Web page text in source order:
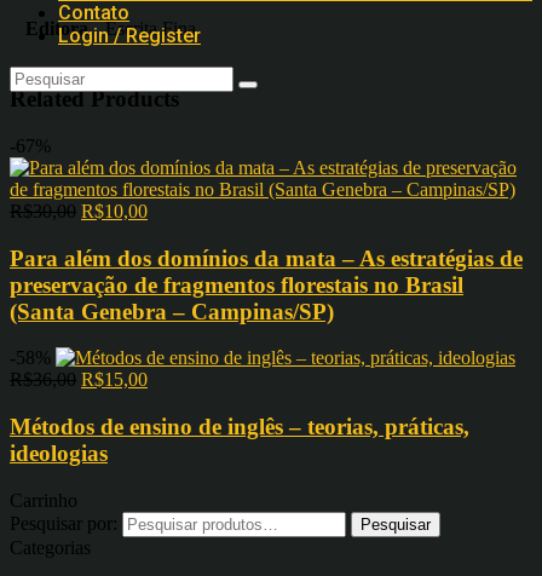
Contato
Login / Register
Editora Escrita Fina
Related Products
-67%
R$30,00 R$10,00
Para além dos domínios da mata – As estratégias de
preservação de fragmentos florestais no Brasil
(Santa Genebra – Campinas/SP)
-58%
R$36,00 R$15,00
Métodos de ensino de inglês – teorias, práticas,
ideologias
Carrinho
Pesquisar por:
Categorias